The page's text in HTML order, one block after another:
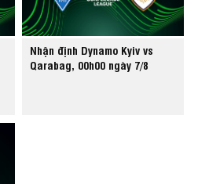
Nhận định Dynamo Kyiv vs
Qarabag, 00h00 ngày 7/8